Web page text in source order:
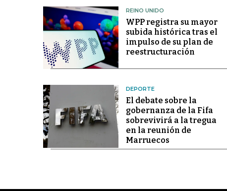
REINO UNIDO
WPP registra su mayor
subida histórica tras el
impulso de su plan de
reestructuración
DEPORTE
El debate sobre la
gobernanza de la Fifa
sobrevivirá a la tregua
en la reunión de
Marruecos